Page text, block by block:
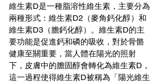
維生素D是一種脂溶性維生素，主要分為
兩種形式：維生素D2（麥角鈣化醇）和
維生素D3（膽鈣化醇）。維生素D的主
要功能是促進鈣和磷的吸收，對於骨骼
健康至關重要，當人體在陽光的照射
下，皮膚中的膽固醇會轉化為維生素D，
這一過程使得維生素D被稱為「陽光維生